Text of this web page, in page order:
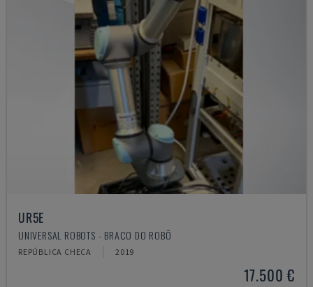
UR5E
UNIVERSAL ROBOTS - BRAÇO DO ROBÔ
REPÚBLICA CHECA 2019
17.500 €